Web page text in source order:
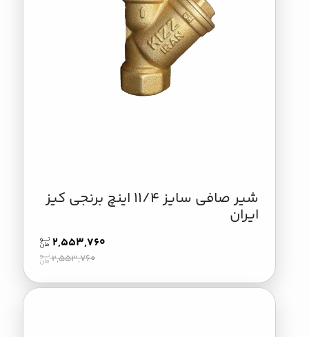
شیر صافی سایز 11/4 اینچ برنجی کیز
ایران
2,553,760
2,553,760